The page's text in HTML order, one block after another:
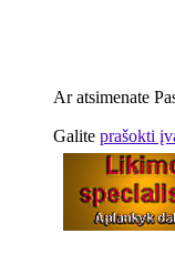
Ar atsimenate
Galite prašokti